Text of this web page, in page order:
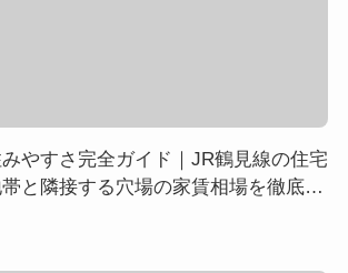
やすさ完全ガイド｜JR鶴見線の住宅
と隣接する穴場の家賃相場を徹底分